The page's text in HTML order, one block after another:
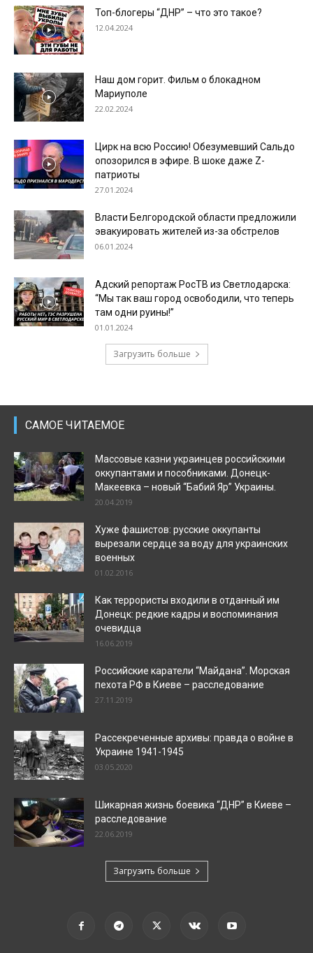
Топ-блогеры “ДНР” – что это такое?
12.04.2024
Наш дом горит. Фильм о блокадном
Мариуполе
22.02.2024
Цирк на всю Россию! Обезумевший Сальдо
опозорился в эфире. В шоке даже Z-
патриоты
27.01.2024
Власти Белгородской области предложили
эвакуировать жителей из-за обстрелов
06.01.2024
Адский репортаж РосТВ из Светлодарска:
“Мы так ваш город освободили, что теперь
там одни руины!”
01.01.2024
Загрузить больше
САМОЕ ЧИТАЕМОЕ
Массовые казни украинцев российскими
оккупантами и пособниками. Донецк-
Макеевка – новый “Бабий Яр” Украины.
20.04.2019
Хуже фашистов: русские оккупанты
вырезали сердце за воду для украинских
военных
01.02.2016
Как террористы входили в отданный им
Донецк: редкие кадры и воспоминания
очевидца
16.06.2019
Российские каратели “Майдана”. Морская
пехота РФ в Киеве – расследование
27.11.2019
Рассекреченные архивы: правда о войне в
Украине 1941-1945
03.05.2020
Шикарная жизнь боевика “ДНР” в Киеве –
расследование
22.06.2019
Загрузить больше